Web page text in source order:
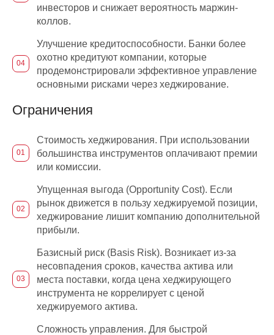
инвесторов и снижает вероятность маржин-
коллов.
Улучшение кредитоспособности. Банки более
охотно кредитуют компании, которые
продемонстрировали эффективное управление
основными рисками через хеджирование.
Ограничения
Стоимость хеджирования. При использовании
большинства инструментов оплачивают премии
или комиссии.
Упущенная выгода (Opportunity Cost). Если
рынок движется в пользу хеджируемой позиции,
хеджирование лишит компанию дополнительной
прибыли.
Базисный риск (Basis Risk). Возникает из-за
несовпадения сроков, качества актива или
места поставки, когда цена хеджирующего
инструмента не коррелирует с ценой
хеджируемого актива.
Сложность управления. Для быстрой